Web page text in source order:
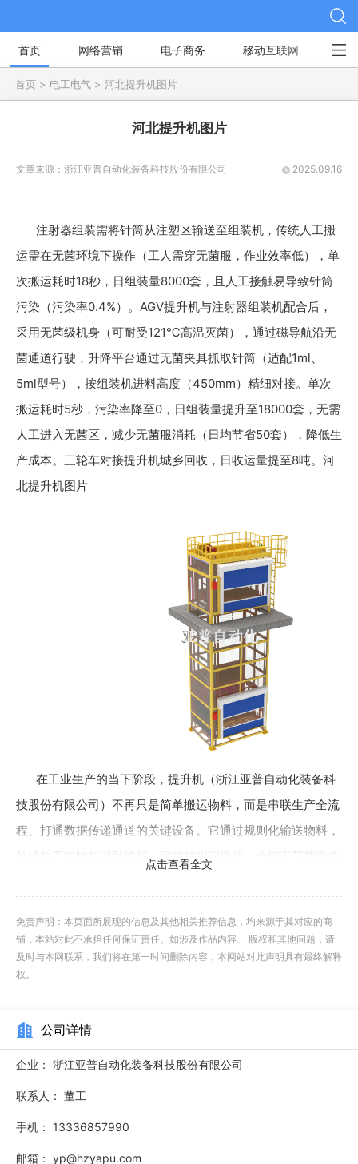
首页 网络营销 电子商务 移动互联网 社
首页 > 电工电气 > 河北提升机图片
河北提升机图片
2025.09.16
文章来源： 浙江亚普自动化装备科技股份有限公司
注射器组装需将针筒从注塑区输送至组装机，传统人工搬
运需在无菌环境下操作（工人需穿无菌服，作业效率低），单
次搬运耗时18秒，日组装量8000套，且人工接触易导致针筒
污染（污染率0.4%）。AGV提升机与注射器组装机配合后，
采用无菌级机身（可耐受121℃高温灭菌），通过磁导航沿无
菌通道行驶，升降平台通过无菌夹具抓取针筒（适配1ml、
5ml型号），按组装机进料高度（450mm）精细对接。单次
搬运耗时5秒，污染率降至0，日组装量提升至18000套，无需
人工进入无菌区，减少无菌服消耗（日均节省50套），降低生
产成本。三轮车对接提升机城乡回收，日收运量提至8吨。河
北提升机图片
在工业生产的当下阶段，提升机（浙江亚普自动化装备科
技股份有限公司）不再只是简单搬运物料，而是串联生产全流
程、打通数据传递通道的关键设备。它通过规则化输送物料，
杜绝生产中物料混乱堆积，例如纺织印染线，会按工艺把染色
传至管理平台，解决传统数据痛点，还具备自适应调节等智能
能力，降低人工依赖与停机损失，帮助企业降本增效。甘肃连
续提升机快递柜自动提升系统，夜间无人值守照样完成2000
点击查看全文
免责声明：本页面所展现的信息及其他相关推荐信息，均来源于其对应的商
铺，本站对此不承担任何保证责任。如涉及作品内容、 版权和其他问题，请
及时与本网联系，我们将在第一时间删除内容，本网站对此声明具有最终解释
权。
公司详情
企业： 浙江亚普自动化装备科技股份有限公司
联系人： 董工
手机： 13336857990
邮箱： yp@hzyapu.com